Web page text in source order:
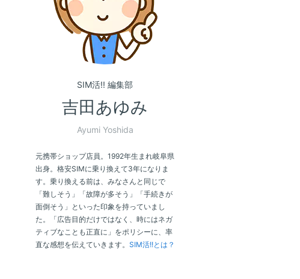
SIM活!! 編集部
吉田あゆみ
Ayumi Yoshida
元携帯ショップ店員。1992年生まれ岐阜県
出身。格安SIMに乗り換えて3年になりま
す。乗り換える前は、みなさんと同じで
「難しそう」「故障が多そう」「手続きが
面倒そう」といった印象を持っていまし
た。「広告目的だけではなく、時にはネガ
ティブなことも正直に」をポリシーに、率
直な感想を伝えていきます。 SIM活!!とは？